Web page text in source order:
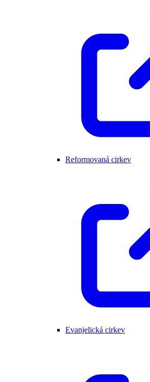
Reformovaná cirkev
Evanjelická cirkev